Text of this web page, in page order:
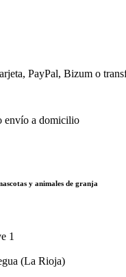
PayPal, Bizum o
envío a domicilio
y animales de granja
1
(La Rioja)